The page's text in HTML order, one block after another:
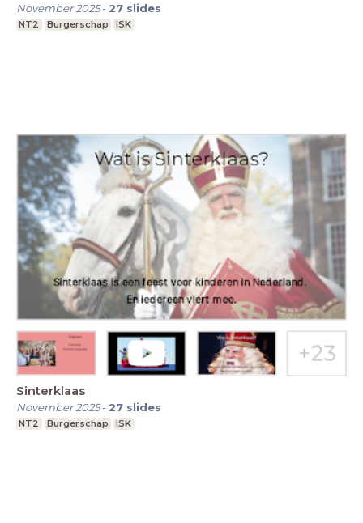
November 2025- 27 slides
NT2 Burgerschap ISK
Sinterklaas
November 2025- 27 slides
NT2 Burgerschap ISK